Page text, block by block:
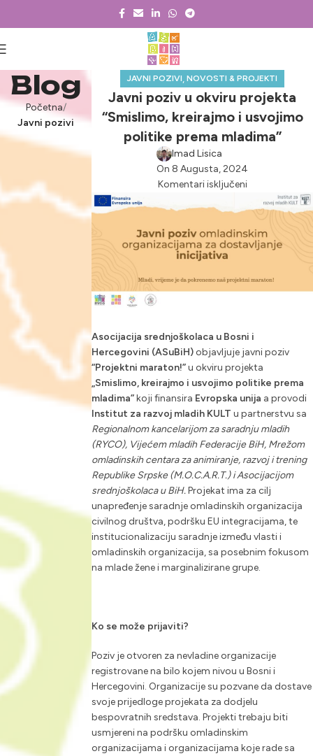
Blog
Početna
Javni pozivi
JAVNI POZIVI,NOVOSTI & PROJEKTI
Javni poziv u okviru projekta
“Smislimo, kreirajmo i usvojimo
politike prema mladima”
Imad Lisica
On 8 Augusta, 2024
Komentari isključeni
Asocijacija srednjoškolaca u Bosni i
Hercegovini (ASuBiH)objavljuje javni poziv
“Projektni maraton!”u okviru projekta
„Smislimo, kreirajmo i usvojimo politike prema
mladima”koji finansira Evropska unija a provodi
Institut za razvoj mladih KULT u partnerstvu sa
Regionalnom kancelarijom za saradnju mladih
(RYCO), Vijećem mladih Federacije BiH, Mrežom
omladinskih centara za animiranje, razvoj i trening
Republike Srpske (M.O.C.A.R.T.) i Asocijacijom
srednjoškolaca u BiH.Projekat ima za cilj
unapređenje saradnje omladinskih organizacija
civilnog društva, podršku EU integracijama, te
institucionalizaciju saradnje između vlasti i
omladinskih organizacija, sa posebnim fokusom
na mlade žene i marginalizirane grupe.
Ko se može prijaviti?
Poziv je otvoren za nevladine organizacije
registrovane na bilo kojem nivou u Bosni i
Hercegovini. Organizacije su pozvane da dostave
svoje prijedloge projekata za dodjelu
bespovratnih sredstava. Projekti trebaju biti
usmjereni na podršku omladinskim
organizacijama i organizacijama koje rade sa